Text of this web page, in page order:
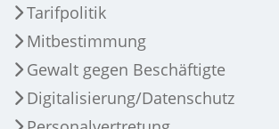
Tarifpolitik
Mitbestimmung
Gewalt gegen Beschäftigte
Digitalisierung/Datenschutz